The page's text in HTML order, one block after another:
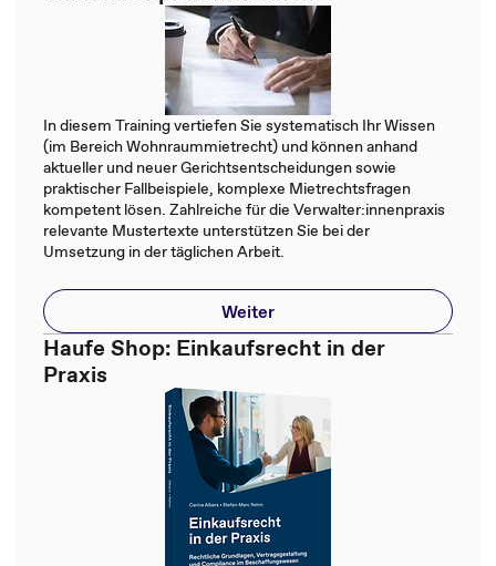
In diesem Training vertiefen Sie systematisch Ihr Wissen
(im Bereich Wohnraummietrecht) und können anhand
aktueller und neuer Gerichtsentscheidungen sowie
praktischer Fallbeispiele, komplexe Mietrechtsfragen
kompetent lösen. Zahlreiche für die Verwalter:innenpraxis
relevante Mustertexte unterstützen Sie bei der
Umsetzung in der täglichen Arbeit.
Weiter
Haufe Shop: Einkaufsrecht in der
Praxis